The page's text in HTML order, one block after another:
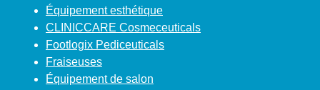
Équipement esthétique
CLINICCARE Cosmeceuticals
Footlogix Pediceuticals
Fraiseuses
Équipement de salon